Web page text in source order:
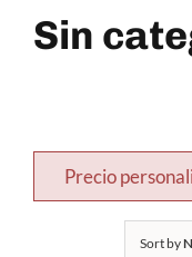
Sin
Precio
Sort by